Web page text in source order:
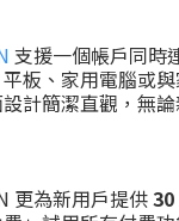
支援一個帳戶同時
板、家用電腦或
計簡潔直觀，無
更為新用戶提供